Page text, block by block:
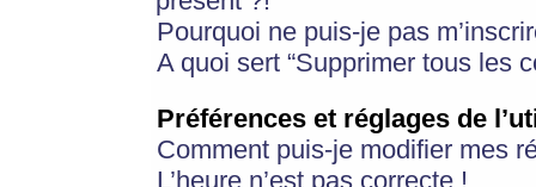
Pourquoi ne puis-je pas
A quoi sert “Supprimer tous les
Préférences et réglages de
Comment puis-je modifier mes
L’heure n’est pas correcte !